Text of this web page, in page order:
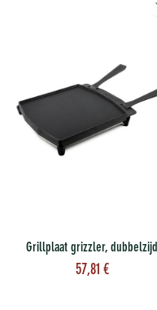
Grillplaat grizzler,
57,81 €